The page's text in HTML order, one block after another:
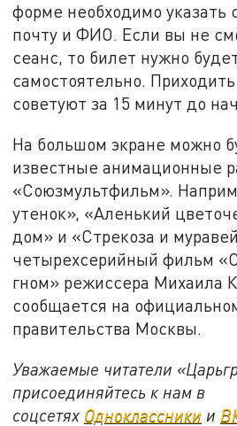
форме необходимо указать
почту и ФИО. Если вы не
сеанс, то билет нужно
самостоятельно.
советуют за 15 минут до
На большом экране можно
известные анимационные
«Союзмультфильм».
утенок», «Аленький
дом» и «Стрекоза и
четырехсерийный фильм
гном» режиссера Михаила
сообщается на
правительства Москвы.
Уважаемые читатели
присоединяйтесь к нам в
соцсетях Одноклассники и